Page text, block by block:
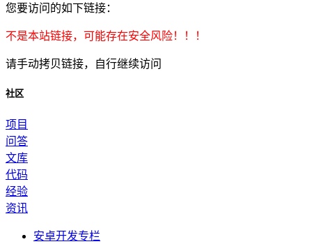
您要访问的如下链接：
不是本站链接，可能存在安全风险！！！
请手动拷贝链接，自行继续访问
社区
项目
问答
文库
代码
经验
资讯
安卓开发专栏